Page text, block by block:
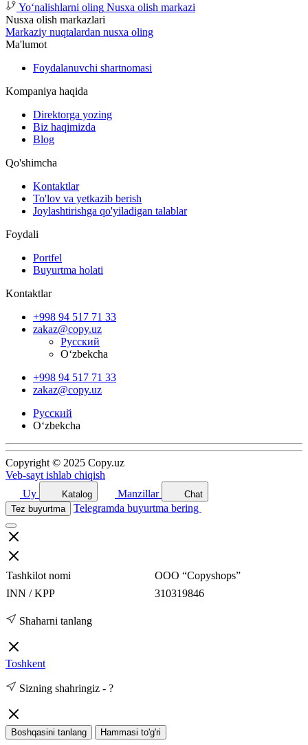
Yoʻnalishlarni oling Nusxa olish markazi
Nusxa olish markazlari
Markaziy nuqtalardan nusxa oling
Ma'lumot
Foydalanuvchi shartnomasi
Kompaniya haqida
Direktorga yozing
Biz haqimizda
Blog
Qo'shimcha
Kontaktlar
To'lov va yetkazib berish
Joylashtirishga qo'yiladigan talablar
Foydali
Portfel
Buyurtma holati
Kontaktlar
+998 94 517 71 33
zakaz@copy.uz
Русский
O‘zbekcha
+998 94 517 71 33
zakaz@copy.uz
Русский
O‘zbekcha
Copyright © 2025 Copy.uz
Veb-sayt ishlab chiqish
Uy
Katalog Manzillar
Chat
Tez buyurtma
Telegramda buyurtma bering
Tashkilot nomi
ООО “Copyshops”
INN / KPP
310319846
Shaharni tanlang
Toshkent
Sizning shahringiz - ?
Boshqasini tanlang Hammasi to'g'ri